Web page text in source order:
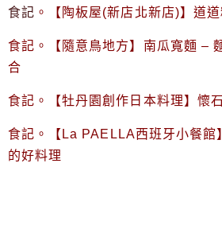
食記 。【陶板屋(新店北新店)】道
食記。【隨意鳥地方】南瓜寬麵 –
合
食記。【牡丹園創作日本料理】懷
食記。【La PAELLA西班牙小餐館
的好料理